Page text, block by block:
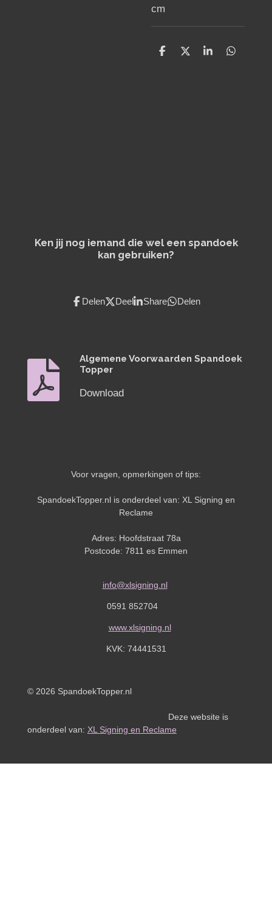
cm
D
D
S
D
Ken jij nog iemand die wel een spandoek
kan gebruiken?
Delen Deel Share Delen
Algemene Voorwaarden Spandoek
Topper
Download
Voor vragen, opmerkingen of tips:
SpandoekTopper.nl is onderdeel van: XL Signing en
Reclame
Adres: Hoofdstraat 78a
Postcode: 7811 es Emmen
info@xlsigning.nl
0591 852704
www.xlsigning.nl
KVK: 74441531
© 2026 SpandoekTopper.nl
Deze website is
onderdeel van: XL Signing en Reclame